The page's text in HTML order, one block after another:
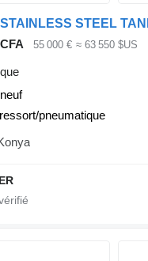
55 000 € ≈ 63 550 $US
neuf
ressort/pneumatique